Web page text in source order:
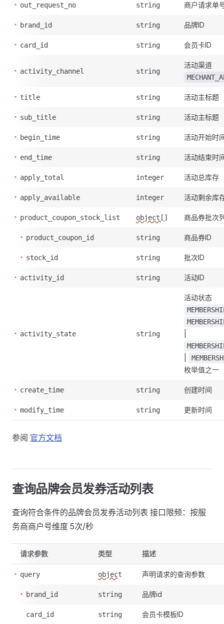
out_request_no string 商户请求单
brand_id string 品牌ID
card_id string 会员卡ID
activity_channel string
活动渠道
title string 活动主标题
sub_title string 活动主标题
begin_time string 活动开始时
end_time string 活动结束时
apply_total integer 活动总库存
apply_available integer 活动剩余库
product_coupon_stock_list object[] 商品券批次
product_coupon_id string 商品券ID
stock_id string 批次ID
activity_id string 活动ID
activity_state string
活动状态
枚举值之一
create_time string 创建时间
modify_time string 更新时间
参阅 官方文档
查询品牌会员发券活动列表
查询符合条件的品牌会员发券活动列表 接口限频：按服
务商商户号维度 5次/秒
请求参数 类型 描述
query object 声明请求的查询参数
brand_id string 品牌id
card_id string 会员卡模板ID